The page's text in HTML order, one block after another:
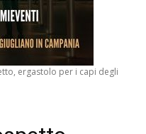
ergastolo per i capi degli